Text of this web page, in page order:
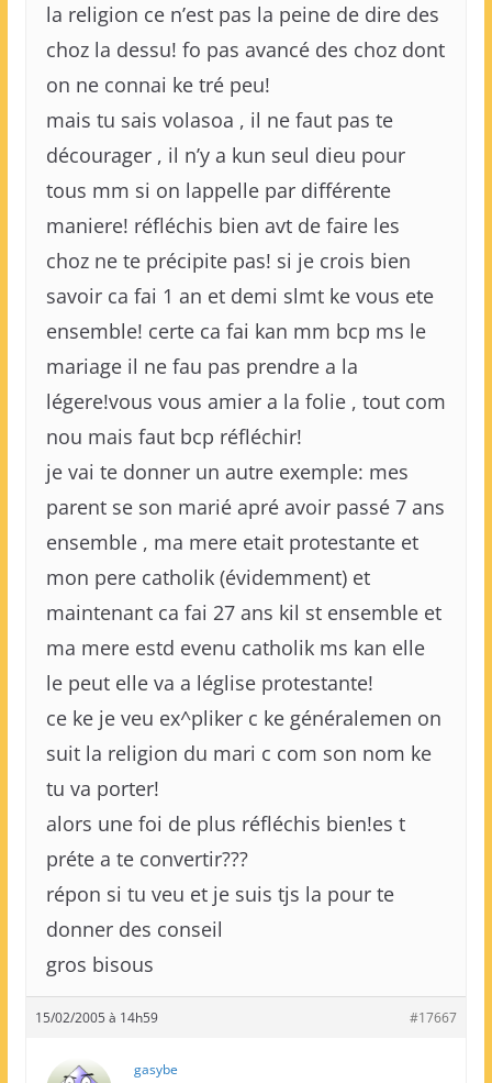
la religion ce n’est pas la peine de dire des
choz la dessu! fo pas avancé des choz dont
on ne connai ke tré peu!
mais tu sais volasoa , il ne faut pas te
décourager , il n’y a kun seul dieu pour
tous mm si on lappelle par différente
maniere! réfléchis bien avt de faire les
choz ne te précipite pas! si je crois bien
savoir ca fai 1 an et demi slmt ke vous ete
ensemble! certe ca fai kan mm bcp ms le
mariage il ne fau pas prendre a la
légere!vous vous amier a la folie , tout com
nou mais faut bcp réfléchir!
je vai te donner un autre exemple: mes
parent se son marié apré avoir passé 7 ans
ensemble , ma mere etait protestante et
mon pere catholik (évidemment) et
maintenant ca fai 27 ans kil st ensemble et
ma mere estd evenu catholik ms kan elle
le peut elle va a léglise protestante!
ce ke je veu ex^pliker c ke généralemen on
suit la religion du mari c com son nom ke
tu va porter!
alors une foi de plus réfléchis bien!es t
préte a te convertir???
répon si tu veu et je suis tjs la pour te
donner des conseil
gros bisous
15/02/2005 à 14h59 #17667
gasybe